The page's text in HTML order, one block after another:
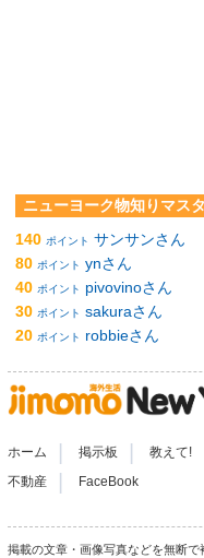
ニューヨーク物知りマス
140 ポイント サンサンさん
80 ポイント ynさん
40 ポイント
pivovinoさん
30 ポイント sakuraさん
20 ポイント robbieさん
ホーム 掲示板 教えて!
不動産 FaceBook
掲載の文章・画像写真などを無断で